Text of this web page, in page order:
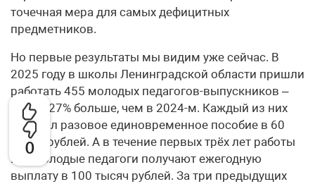
0
точечная мера для самых дефицитных
предметников.
Но первые результаты мы видим уже сейчас. В
2025 году в школы Ленинградской области пришли
работать 455 молодых педагогов-выпускников –
это на 27% больше, чем в 2024-м. Каждый из них
получил разовое единовременное пособие в 60
тысяч рублей. А в течение первых трёх лет работы
все молодые педагоги получают ежегодную
выплату в 100 тысяч рублей. За три предыдущих